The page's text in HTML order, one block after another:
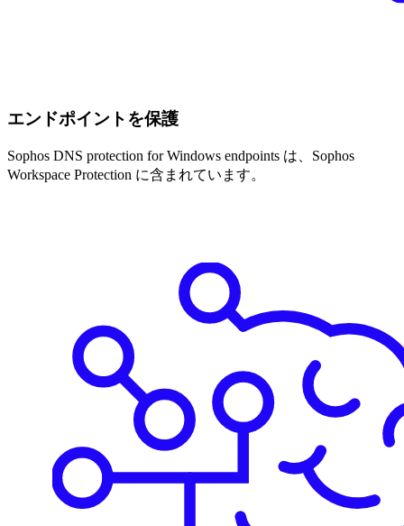
エンドポイントを保護
Sophos DNS protection for Windows endpoints は、Sophos
Workspace Protection に含まれています。